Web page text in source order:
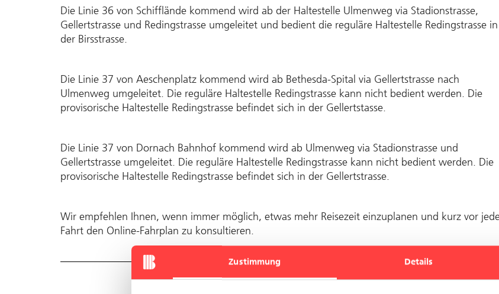
Zustimmung Details
Die Linie 36 von Schifflände kommend wird ab der Haltestelle Ulmenweg via Stadionstrasse,
Gellertstrasse und Redingstrasse umgeleitet und bedient die reguläre Haltestelle Redingstrasse in
der Birsstrasse.
Die Linie 37 von Aeschenplatz kommend wird ab Bethesda-Spital via Gellertstrasse nach
Ulmenweg umgeleitet. Die reguläre Haltestelle Redingstrasse kann nicht bedient werden. Die
provisorische Haltestelle Redingstrasse befindet sich in der Gellertstasse.
Die Linie 37 von Dornach Bahnhof kommend wird ab Ulmenweg via Stadionstrasse und
Gellertstrasse umgeleitet. Die reguläre Haltestelle Redingstrasse kann nicht bedient werden. Die
provisorische Haltestelle Redingstrasse befindet sich in der Gellertstrasse.
Wir empfehlen Ihnen, wenn immer möglich, etwas mehr Reisezeit einzuplanen und kurz vor
Fahrt den Online-Fahrplan zu konsultieren.